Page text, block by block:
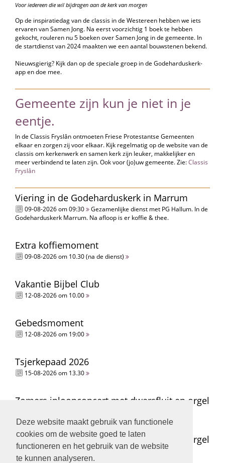
Deze website maakt gebruik van functionele
cookies om de website goed te laten
functioneren en het gebruik van de website
te kunnen analyseren.
Voor iedereen die wil bijdragen aan de kerk van morgen
Op de inspiratiedag van de classis in de Westereen hebben we iets
ervaren van Samen Jong. Na eerst voorzichtig 1 boek te hebben
gekocht, rouleren nu 5 boeken over Samen Jong in de gemeente. In
de startdienst van 2024 maakten we een aantal bouwstenen bekend.
Nieuwsgierig? Kijk dan op de speciale groep in de Godeharduskerk-
app en doe mee.
Gemeente zijn kun je niet in je
eentje.
In de Classis Fryslân ontmoeten Friese Protestantse Gemeenten
elkaar en zorgen zij voor elkaar. Kijk regelmatig op de website van de
classis om kerkenwerk en samen kerk zijn leuker, makkelijker en
meer verbindend te laten zijn. Ook voor (jo)uw gemeente. Zie:Classis
Fryslân
Viering in de Godeharduskerk in Marrum
09-08-2026 om 09:30
Gezamenlijke dienst met PG Hallum. In de
Godeharduskerk Marrum. Na afloop is er koffie & thee.
Extra koffiemoment
09-08-2026 om 10.30 (na de dienst)
Vakantie Bijbel Club
12-08-2026 om 10.00
Gebedsmoment
12-08-2026 om 19:00
Tsjerkepaad 2026
15-08-2026 om 13.30
Zomers inloopconcert met dwarsfluit en orgel
Zomers inloopconcert met dwarsfluit en orgel
15-08-2026 om 15.00